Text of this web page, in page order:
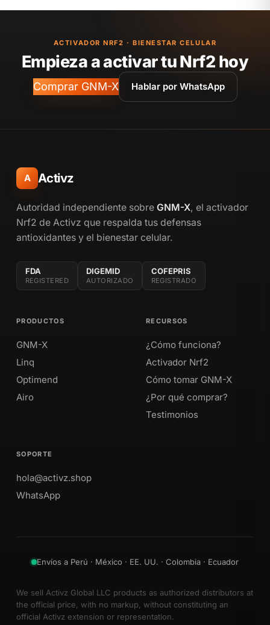
ACTIVADOR NRF2 · BIENESTAR CELULAR
Empieza a activar tu Nrf2 hoy
Comprar GNM-X Hablar por WhatsApp
A Activz
Autoridad independiente sobre GNM-X, el activador
Nrf2 de Activz que respalda tus defensas
antioxidantes y el bienestar celular.
FDA
REGISTERED
DIGEMID
AUTORIZADO
COFEPRIS
REGISTRADO
PRODUCTOS
GNM-X
Linq
Optimend
Airo
RECURSOS
¿Cómo funciona?
Activador Nrf2
Cómo tomar GNM-X
¿Por qué comprar?
Testimonios
SOPORTE
hola@activz.shop
WhatsApp
Envíos a Perú · México · EE. UU. · Colombia · Ecuador
We sell Activz Global LLC products as authorized distributors at
the official price, with no markup, without constituting an
official Activz extension or representation.